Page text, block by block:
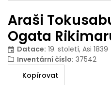
Araši
Ogata
Datace: 19. století, Asi 1839
Inventární číslo: 37542
Kopírovat